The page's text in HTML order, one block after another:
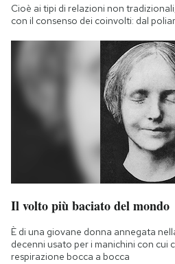
Cioè ai tipi di relazioni non
con il consenso dei coinvolti: dal
Il volto più baciato del mondo
È di una giovane donna annegata
decenni usato per i manichini con cui
respirazione bocca a bocca